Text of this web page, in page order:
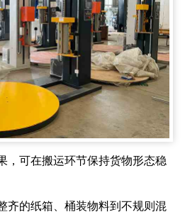
，可在搬运环节保持货物形态稳
齐的纸箱、桶装物料到不规则混